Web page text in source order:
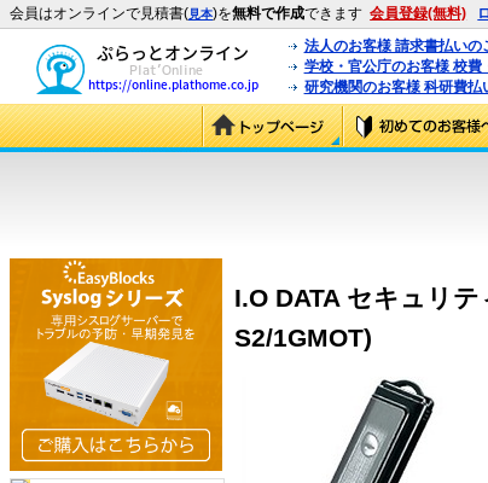
会員はオンラインで見積書(見本)を無料で作成できます 会員登録(無料)
法人のお客様 請求書払いの
学校・官公庁のお客様 校費
研究機関のお客様 科研費払
I.O DATA セキュリ
S2/1GMOT)